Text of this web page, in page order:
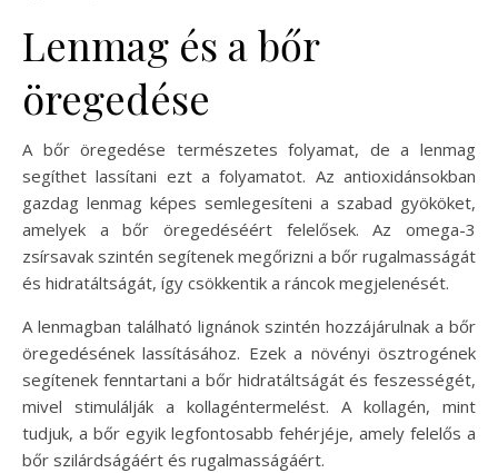
Lenmag és a bőr
öregedése
A bőr öregedése természetes folyamat, de a lenmag
segíthet lassítani ezt a folyamatot. Az antioxidánsokban
gazdag lenmag képes semlegesíteni a szabad gyököket,
amelyek a bőr öregedéséért felelősek. Az omega-3
zsírsavak szintén segítenek megőrizni a bőr rugalmasságát
és hidratáltságát, így csökkentik a ráncok megjelenését.
A lenmagban található lignánok szintén hozzájárulnak a bőr
öregedésének lassításához. Ezek a növényi ösztrogének
segítenek fenntartani a bőr hidratáltságát és feszességét,
mivel stimulálják a kollagéntermelést. A kollagén, mint
tudjuk, a bőr egyik legfontosabb fehérjéje, amely felelős a
bőr szilárdságáért és rugalmasságáért.